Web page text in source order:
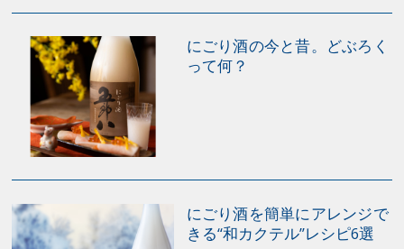
までと短く、7月16日以降は暑中見舞い、残暑見舞いと
いう扱いになる。北陸・甲信越は関東型の地区と北海道
型の地区に分かれ、東海・関西・中国・四国では7月中
旬から8月15日。九州では8月1日から15日までが一般的
だが、沖縄だけは旧暦の7月15日までとなっている。 も
ともとは先様へ直接持参するものだったのだろうが、現
ことも増えている。もはやコミュニケーションではな
にごり酒の今と昔。どぶろく
って何？
にごり酒を簡単にアレンジで
きる“和カクテル”レシピ6選